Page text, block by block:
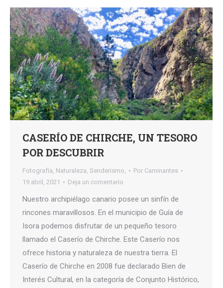
CASERÍO DE CHIRCHE, UN TESORO
POR DESCUBRIR
Fotografía, Naturaleza, Senderismo, Por Caminantes
19 abril, 2021
Deja un comentario
Nuestro archipiélago canario posee un sinfín de
rincones maravillosos. En el municipio de Guía de
Isora podemos disfrutar de un pequeño tesoro
llamado el Caserío de Chirche. Este Caserío nos
ofrece historia y naturaleza de nuestra tierra. El
Caserío de Chirche en 2008 fue declarado Bien de
Interés Cultural, en la categoría de Conjunto Histórico,